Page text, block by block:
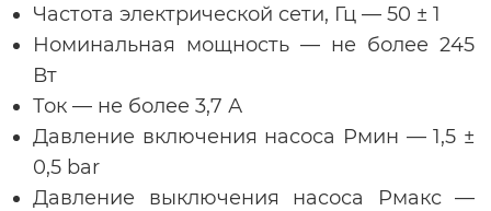
Частота электрической сети, Гц — 50 ± 1
Номинальная мощность — не более 245
Вт
Ток — не более 3,7 А
Давление включения насоса Рмин — 1,5 ±
0,5 bar
Давление выключения насоса Рмакс —